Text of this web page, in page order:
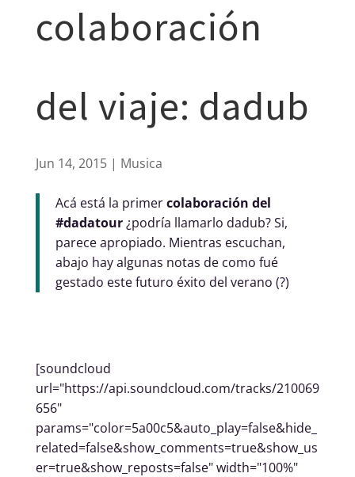
colaboración
del viaje: dadub
Jun 14, 2015 Musica
Acá está la primercolaboración del
#dadatour¿podría llamarlo dadub? Si,
parece apropiado. Mientras escuchan,
abajo hay algunas notas de como fué
gestado este futuro éxito del verano (?)
[soundcloud
url="https://api.soundcloud.com/tracks/210069
656"
params="color=5a00c5&auto_play=false&hide_
related=false&show_comments=true&show_us
er=true&show_reposts=false" width="100%"